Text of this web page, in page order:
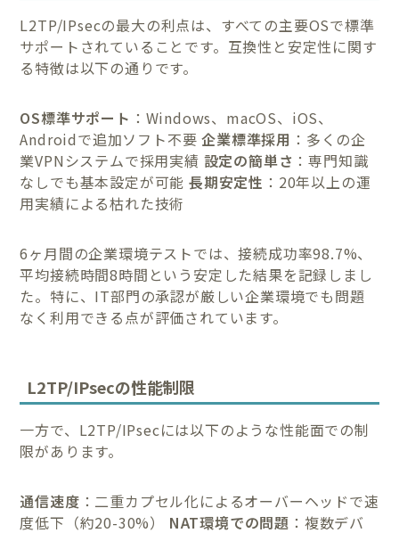
L2TP/IPsecの最大の利点は、すべての主要OSで標準
サポートされていることです。互換性と安定性に関す
る特徴は以下の通りです。
OS標準サポート ：Windows、macOS、iOS、
Androidで追加ソフト不要企業標準採用 ：多くの企
業VPNシステムで採用実績 設定の簡単さ ：専門知識
なしでも基本設定が可能長期安定性 ：20年以上の運
用実績による枯れた技術
6ヶ月間の企業環境テストでは、接続成功率98.7%、
平均接続時間8時間という安定した結果を記録しまし
た。特に、IT部門の承認が厳しい企業環境でも問題
なく利用できる点が評価されています。
L2TP/IPsecの性能制限
一方で、L2TP/IPsecには以下のような性能面での制
限があります。
通信速度 ：二重カプセル化によるオーバーヘッドで速
度低下（約20-30%） NAT環境での問題 ：複数デバ